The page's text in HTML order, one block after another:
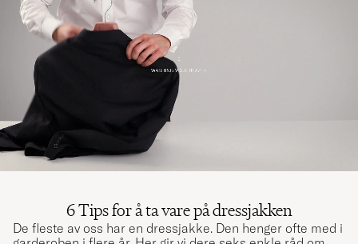
6 Tips for å ta vare på dressjakken
De fleste av oss har en dressjakke. Den henger ofte med i